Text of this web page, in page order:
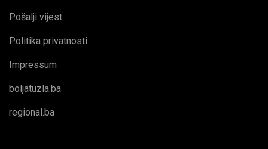
Pošalji vijest
Politika privatnosti
Impressum
boljatuzla.ba
regional.ba